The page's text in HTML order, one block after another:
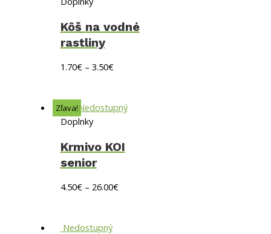
Kôš na vodné
rastliny
1.70€– 3.50€
Zľava!Nedostupný
Doplnky
Krmivo KOI
senior
4.50€– 26.00€
Nedostupný